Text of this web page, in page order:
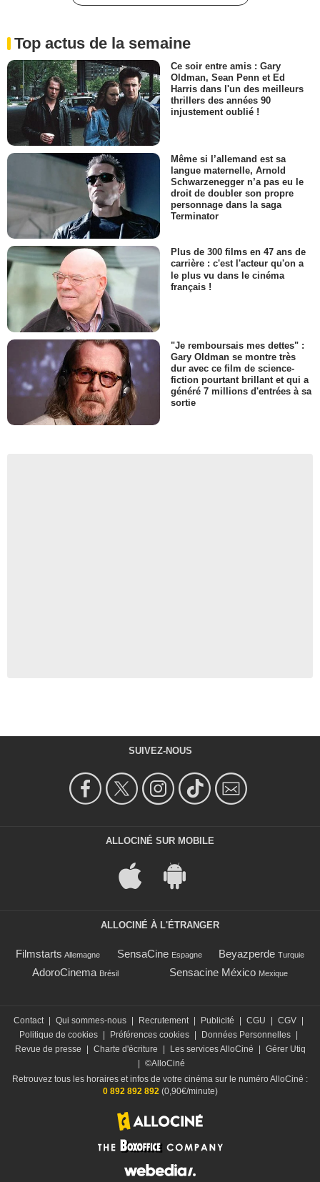
Top actus de la semaine
Ce soir entre amis : Gary
Oldman, Sean Penn et Ed
Harris dans l'un des meilleurs
thrillers des années 90
injustement oublié !
Même si l’allemand est sa
langue maternelle, Arnold
Schwarzenegger n’a pas eu le
droit de doubler son propre
personnage dans la saga
Terminator
Plus de 300 films en 47 ans de
carrière : c'est l'acteur qu'on a
le plus vu dans le cinéma
français !
"Je remboursais mes dettes" :
Gary Oldman se montre très
dur avec ce film de science-
fiction pourtant brillant et qui a
généré 7 millions d'entrées à sa
sortie
SUIVEZ-NOUS
ALLOCINÉ SUR MOBILE
ALLOCINÉ À L'ÉTRANGER
Filmstarts Allemagne SensaCine Espagne Beyazperde Turquie
AdoroCinema Brésil Sensacine México Mexique
Contact Qui sommes-nous Recrutement Publicité CGU CGV
Politique de cookies
Préférences cookies Données Personnelles
Revue de presse
Charte d'écriture Les services AlloCiné
Gérer Utiq
©AlloCiné
Retrouvez tous les horaires et infos de votre cinéma sur le numéro AlloCiné :
0 892 892 892(0,90€/minute)